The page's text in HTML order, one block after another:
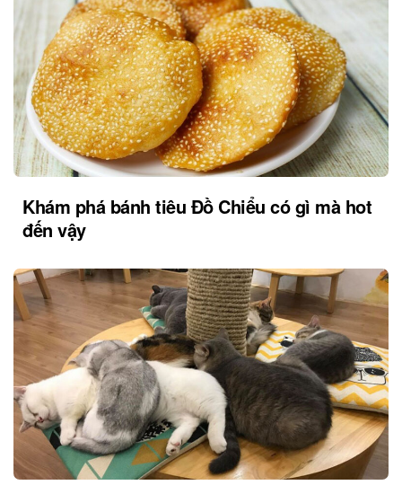
Khám phá bánh tiêu Đồ Chiểu có gì mà hot
đến vậy